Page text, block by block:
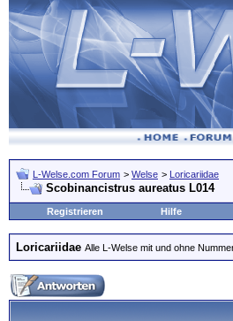
L-Welse.com Forum > Welse > Loricariidae
Scobinancistrus aureatus L014
Registrieren Hilfe
Loricariidae Alle L-Welse mit und ohne